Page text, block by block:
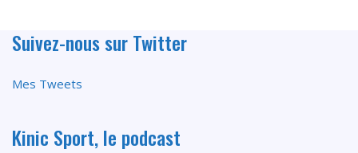
Suivez-nous sur Twitter
Mes Tweets
Kinic Sport, le podcast